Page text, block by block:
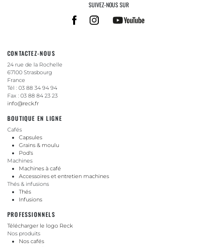
SUIVEZ-NOUS SUR
CONTACTEZ-NOUS
24 rue de la Rochelle
67100 Strasbourg
France
Tél : 03 88 34 94 94
Fax : 03 88 84 23 23
info@reck.fr
BOUTIQUE EN LIGNE
Cafés
Capsules
Grains & moulu
Pod's
Machines
Machines à café
Accessoires et entretien machines
Thés & infusions
Thés
Infusions
PROFESSIONNELS
Télécharger le logo Reck
Nos produits
Nos cafés